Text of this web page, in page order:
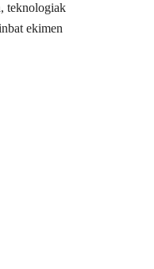
teknologiak
ekimen